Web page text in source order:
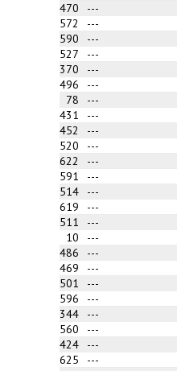
470
---
572
---
590
---
527
---
370
---
496
---
78
---
431
---
452
---
520
---
622
---
591
---
514
---
619
---
511
---
10
---
486
---
469
---
501
---
596
---
344
---
560
---
424
---
625
---